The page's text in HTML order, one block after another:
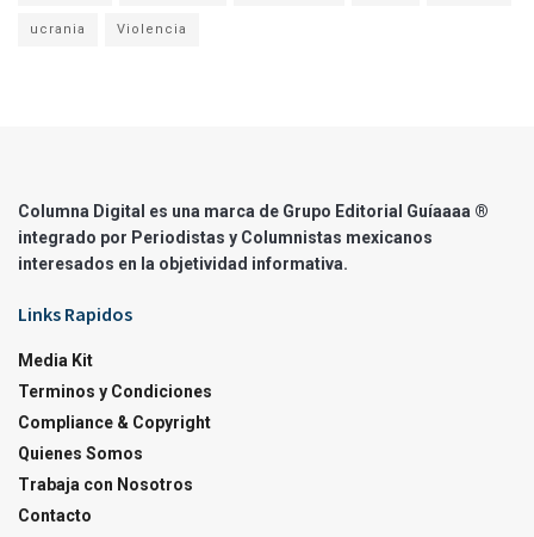
ucrania Violencia
Columna Digital es una marca de Grupo Editorial Guíaaaa ®
integrado por Periodistas y Columnistas mexicanos
interesados en la objetividad informativa.
Links Rapidos
Media Kit
Terminos y Condiciones
Compliance & Copyright
Quienes Somos
Trabaja con Nosotros
Contacto